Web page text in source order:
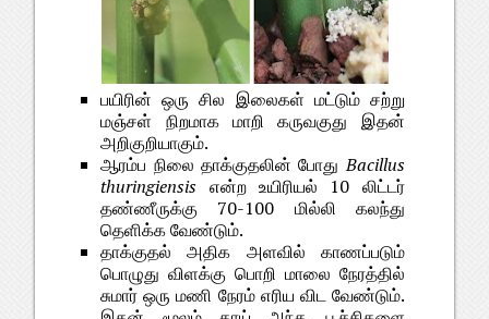
பயிரின் ஒரு சில இலைகள் மட்டும் சற்று
மஞ்சள் நிறமாக மாறி கருவகுது இதன்
அறிகுறியாகும்.
ஆரம்ப நிலை தாக்குதலின் போதுBacillus
thuringiensis என்ற உயிரியல் 10 லிட்டர்
தண்ணீருக்கு 70-100 மில்லி கலந்து
தெளிக்க வேண்டும்.
தாக்குதல் அதிக அளவில் காணப்படும்
பொழுது விளக்கு பொறி மாலை நேரத்தில்
சுமார் ஒரு மணி நேரம் எரிய விட வேண்டும்.